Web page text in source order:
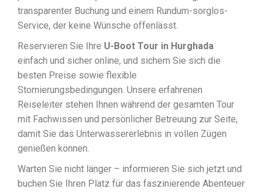
transparenter Buchung und einem Rundum-sorglos-
Service, der keine Wünsche offenlässt.
Reservieren Sie Ihre U-Boot Tour in Hurghada
einfach und sicher online, und sichern Sie sich die
besten Preise sowie flexible
Stornierungsbedingungen. Unsere erfahrenen
Reiseleiter stehen Ihnen während der gesamten Tour
mit Fachwissen und persönlicher Betreuung zur Seite,
damit Sie das Unterwassererlebnis in vollen Zügen
genießen können.
Warten Sie nicht länger – informieren Sie sich jetzt und
buchen Sie Ihren Platz für das faszinierende Abenteuer